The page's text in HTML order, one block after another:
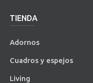
TIENDA
Adornos
Cuadros y espejos
Living